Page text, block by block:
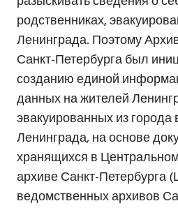
родственниках,
Ленинграда. Поэтому
Санкт-Петербурга был
созданию единой
данных на жителей
эвакуированных из
Ленинграда, на основе
хранящихся в
архиве Санкт-Петербурга
ведомственных архивов